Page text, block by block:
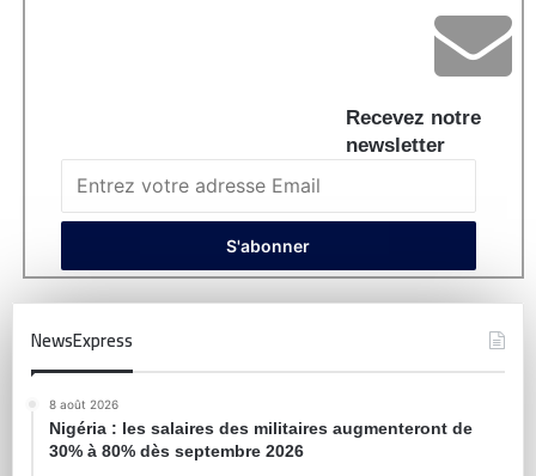
Recevez notre
newsletter
NewsExpress
8 août 2026
Nigéria : les salaires des militaires augmenteront de
30% à 80% dès septembre 2026